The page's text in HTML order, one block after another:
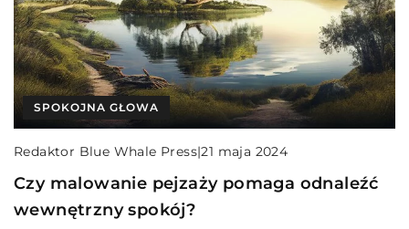
SPOKOJNA GŁOWA
Redaktor Blue Whale Press|21 maja 2024
Czy malowanie pejzaży pomaga odnaleźć
wewnętrzny spokój?